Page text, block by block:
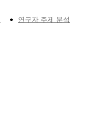
연구자 주제 분석